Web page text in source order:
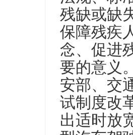
残缺或缺
保障残疾
念、促进
要的意义
安部、交
试制度改
出适时放